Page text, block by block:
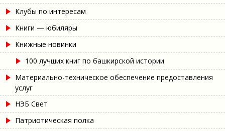
Клубы по интересам
Книги — юбиляры
Книжные новинки
100 лучших книг по башкирской истории
Материально-техническое обеспечение предоставления
услуг
НЭБ Свет
Патриотическая полка